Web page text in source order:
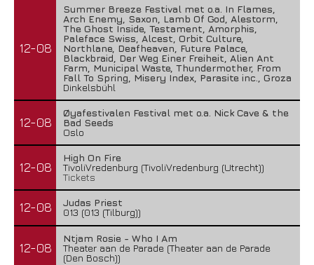
12-08
Summer Breeze Festival met o.a. In Flames,
Arch Enemy, Saxon, Lamb Of God, Alestorm,
The Ghost Inside, Testament, Amorphis,
Paleface Swiss, Alcest, Orbit Culture,
Northlane, Deafheaven, Future Palace,
Blackbraid, Der Weg Einer Freiheit, Alien Ant
Farm, Municipal Waste, Thundermother, From
Fall To Spring, Misery Index, Parasite inc., Groza
Dinkelsbühl
12-08
Øyafestivalen Festival met o.a. Nick Cave & the
Bad Seeds
Oslo
12-08
High On Fire
TivoliVredenburg (TivoliVredenburg (Utrecht))
Tickets
12-08
Judas Priest
013 (013 (Tilburg))
12-08
Ntjam Rosie - Who I Am
Theater aan de Parade (Theater aan de Parade
(Den Bosch))